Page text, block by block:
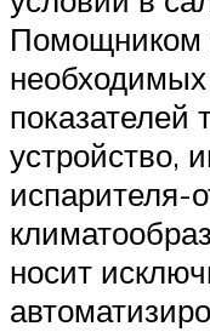
Помощником
показателей
устройство,
испарителя-
носит